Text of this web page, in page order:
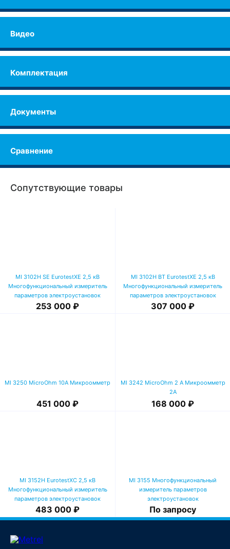
Видео
Комплектация
Документы
Сравнение
Сопутствующие товары
MI 3102H SE EurotestXE 2,5 кВ
Многофункциональный измеритель
параметров электроустановок
253 000 ₽
MI 3102H BT EurotestXE 2,5 кВ
Многофункциональный измеритель
параметров электроустановок
307 000 ₽
MI 3250 MicroOhm 10A Микроомметр
451 000 ₽
MI 3242 MicroOhm 2 A Микроомметр
2А
168 000 ₽
MI 3152H EurotestXC 2,5 кВ
Многофункциональный измеритель
параметров электроустановок
483 000 ₽
MI 3155 Многофункциональный
измеритель параметров
электроустановок
По запросу